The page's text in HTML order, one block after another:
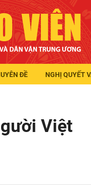
ĐỀ NGHỊ QUYẾT
Việt